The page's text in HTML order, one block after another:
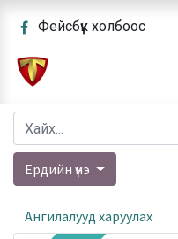
Фейсбүүк холбоос
Ердийн үнэ
Ангилалууд харуулах